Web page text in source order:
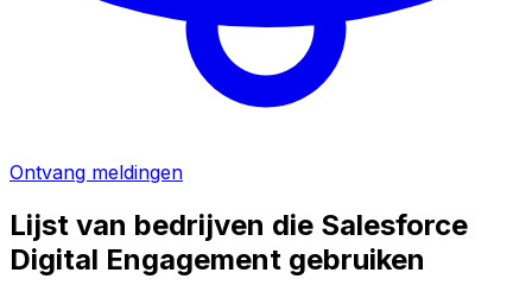
Ontvang meldingen
Lijst van bedrijven die Salesforce
Digital Engagement gebruiken